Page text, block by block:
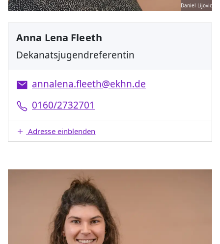
Daniel Lijovic
Anna Lena Fleeth
Dekanatsjugendreferentin
annalena.fleeth@ekhn.de
0160/2732701
Adresse einblenden